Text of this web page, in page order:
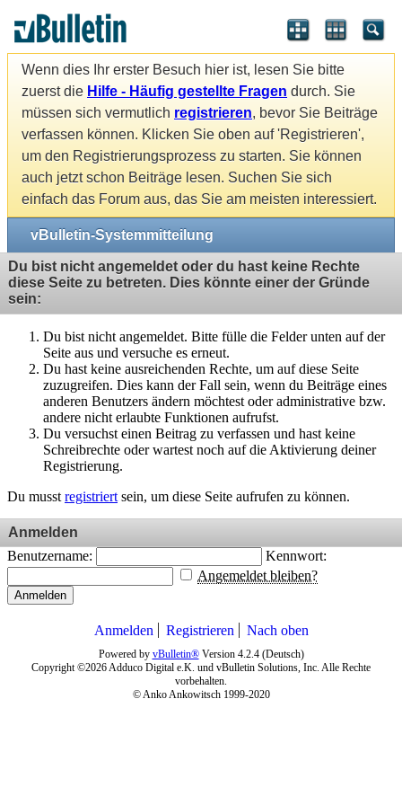
Wenn dies Ihr erster Besuch hier ist, lesen Sie bitte
zuerst die Hilfe - Häufig gestellte Fragen durch. Sie
müssen sich vermutlich registrieren, bevor Sie Beiträge
verfassen können. Klicken Sie oben auf 'Registrieren',
um den Registrierungsprozess zu starten. Sie können
auch jetzt schon Beiträge lesen. Suchen Sie sich
einfach das Forum aus, das Sie am meisten interessiert.
vBulletin-Systemmitteilung
Du bist nicht angemeldet oder du hast keine Rechte
diese Seite zu betreten. Dies könnte einer der Gründe
sein:
Du bist nicht angemeldet. Bitte fülle die Felder unten auf der
Seite aus und versuche es erneut.
Du hast keine ausreichenden Rechte, um auf diese Seite
zuzugreifen. Dies kann der Fall sein, wenn du Beiträge eines
anderen Benutzers ändern möchtest oder administrative bzw.
andere nicht erlaubte Funktionen aufrufst.
Du versuchst einen Beitrag zu verfassen und hast keine
Schreibrechte oder wartest noch auf die Aktivierung deiner
Registrierung.
Du musst registriert sein, um diese Seite aufrufen zu können.
Anmelden
Benutzername:
Kennwort:
Angemeldet bleiben?
Anmelden
Anmelden Registrieren Nach oben
Powered by vBulletin®Version 4.2.4 (Deutsch)
Copyright ©2026 Adduco Digital e.K. und vBulletin Solutions, Inc. Alle Rechte
vorbehalten.
© Anko Ankowitsch 1999-2020